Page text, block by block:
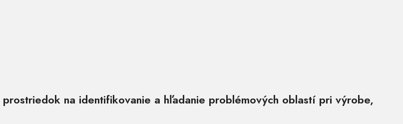
na identifikovanie a hľadanie problémových oblastí pri výrobe,